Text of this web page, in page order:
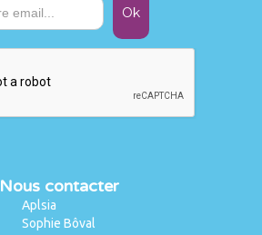
Nous contacter
Aplsia
Sophie Bôval